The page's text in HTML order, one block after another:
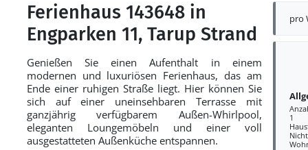
pro
1
Ferienhaus 143648 in
Engparken 11, Tarup Strand
Genießen Sie einen Aufenthalt in einem
modernen und luxuriösen Ferienhaus, das am
Ende einer ruhigen Straße liegt. Hier können Sie
sich auf einer uneinsehbaren Terrasse mit
ganzjährig verfügbarem Außen-Whirlpool,
eleganten Loungemöbeln und einer voll
ausgestatteten Außenküche entspannen.